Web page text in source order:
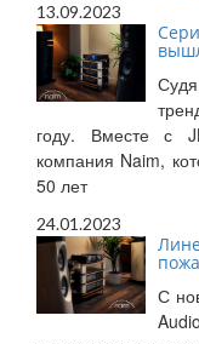
13.09.2023
году. Вместе с
компания Naim,
50 лет
24.01.2023
С